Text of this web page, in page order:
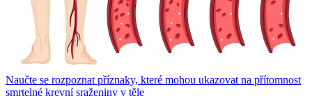
Naučte se rozpoznat příznaky, které mohou ukazovat na přítomnost
smrtelné krevní sraženiny v těle